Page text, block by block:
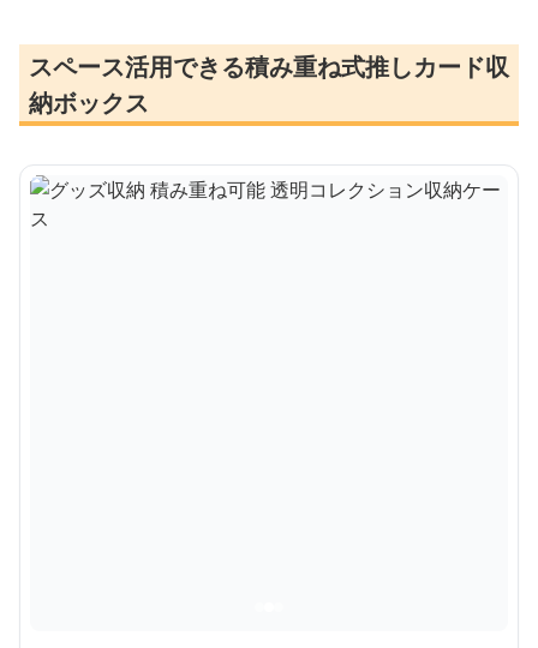
スペース活用できる積み重ね式推しカード収
納ボックス